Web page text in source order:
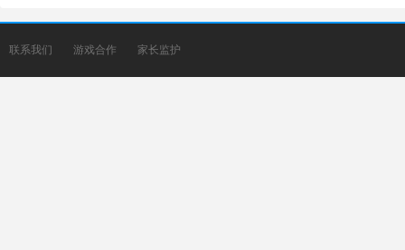
联系我们 游戏合作 家长监护